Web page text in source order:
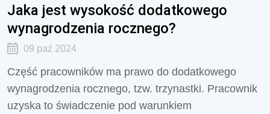
Jaka jest wysokość dodatkowego
wynagrodzenia rocznego?
09 paź 2024
Część pracowników ma prawo do dodatkowego
wynagrodzenia rocznego, tzw. trzynastki. Pracownik
uzyska to świadczenie pod warunkiem